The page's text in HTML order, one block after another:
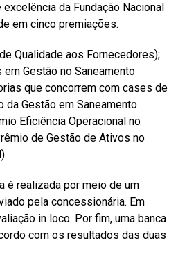
da Fundação Nacional
em cinco premiações.
Qualidade aos Fornecedores);
Gestão no Saneamento
que concorrem com cases de
da Gestão em Saneamento
Eficiência Operacional no
de Gestão de Ativos no
é realizada por meio de um
pela concessionária. Em
in loco. Por fim, uma banca
com os resultados das duas